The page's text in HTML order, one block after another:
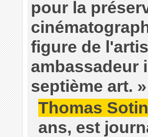
pour la
figure de
ambassadeur
septième art. »
Thomas
ans, est